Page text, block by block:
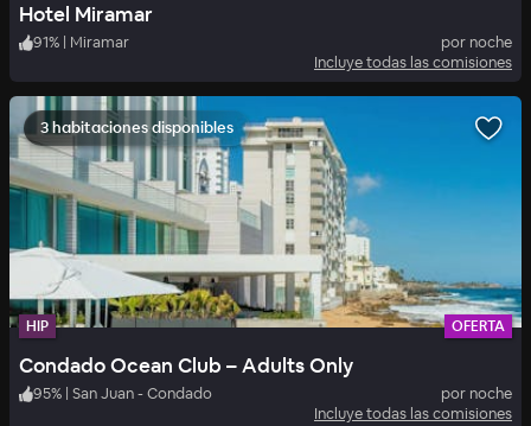
Hotel Miramar
91% | Miramar
por noche
Incluye todas las comisiones
3 habitaciones disponibles
HIP OFERTA
Condado Ocean Club – Adults Only
95% | San Juan - Condado
por noche
Incluye todas las comisiones